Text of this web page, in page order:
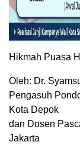
Hikmah Puasa
Oleh: Dr.
Pengasuh
Kota Depok
dan Dosen
Jakarta